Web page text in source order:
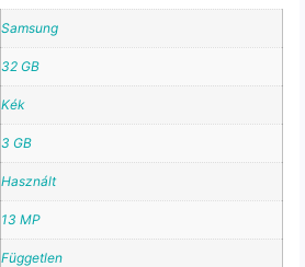
Samsung
32 GB
Kék
3 GB
Használt
13 MP
Független